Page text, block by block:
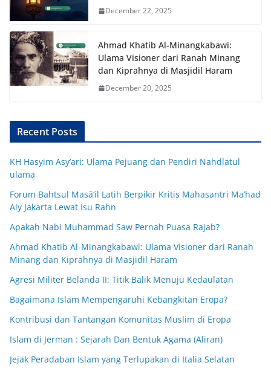
December 22, 2025
Ahmad Khatib Al-Minangkabawi:
Ulama Visioner dari Ranah Minang
dan Kiprahnya di Masjidil Haram
December 20, 2025
Recent Posts
KH Hasyim Asy’ari: Ulama Pejuang dan Pendiri Nahdlatul
ulama
Forum Bahtsul Masā’il Latih Berpikir Kritis Mahasantri Ma’had
Aly Jakarta Lewat Isu Rahn
Apakah Nabi Muhammad Saw Pernah Puasa Rajab?
Ahmad Khatib Al-Minangkabawi: Ulama Visioner dari Ranah
Minang dan Kiprahnya di Masjidil Haram
Agresi Militer Belanda II: Titik Balik Menuju Kedaulatan
Bagaimana Islam Mempengaruhi Kebangkitan Eropa?
Kontribusi dan Tantangan Komunitas Muslim di Eropa
Islam di Jerman : Sejarah Dan Bentuk Agama (Aliran)
Jejak Peradaban Islam yang Terlupakan di Italia Selatan